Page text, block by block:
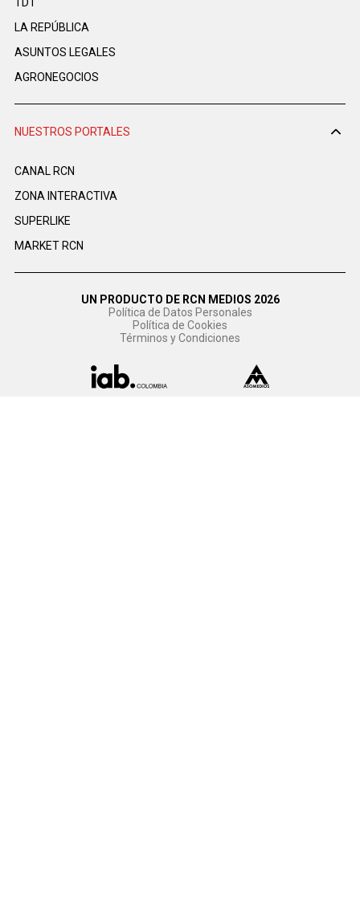
LA REPÚBLICA
ASUNTOS LEGALES
AGRONEGOCIOS
NUESTROS PORTALES
CANAL RCN
ZONA INTERACTIVA
SUPERLIKE
MARKET RCN
UN PRODUCTO DE RCN MEDIOS 2026
Política de Datos Personales
Política de Cookies
Términos y Condiciones